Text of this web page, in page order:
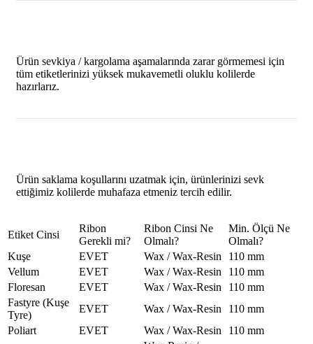
Ürün sevkiya / kargolama aşamalarında zarar görmemesi için
tüm etiketlerinizi yüksek mukavemetli oluklu kolilerde
hazırlarız.
Ürün saklama koşullarını uzatmak için, ürünlerinizi sevk
ettiğimiz kolilerde muhafaza etmeniz tercih edilir.
Etiket Cinsi
Ribon
Gerekli mi?
Ribon Cinsi Ne
Olmalı?
Min. Ölçü Ne
Olmalı?
Kuşe
EVET Wax / Wax-Resin
110 mm
Vellum
EVET Wax / Wax-Resin
110 mm
Floresan
EVET Wax / Wax-Resin
110 mm
Fastyre (Kuşe
Tyre)
EVET Wax / Wax-Resin
110 mm
Poliart
EVET Wax / Wax-Resin
110 mm